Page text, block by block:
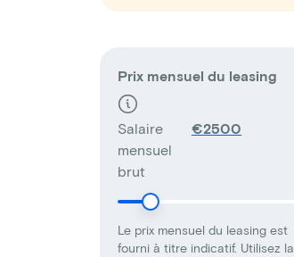
Prix mensuel du leasing
Salaire
mensuel
brut
€
Le prix mensuel du leasing est
fourni à titre indicatif. Utilisez la